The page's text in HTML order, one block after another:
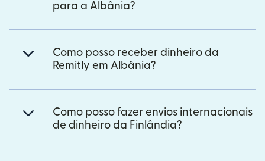
para a Albânia?
Como posso receber dinheiro da
Remitly em Albânia?
Como posso fazer envios internacionais
de dinheiro da Finlândia?